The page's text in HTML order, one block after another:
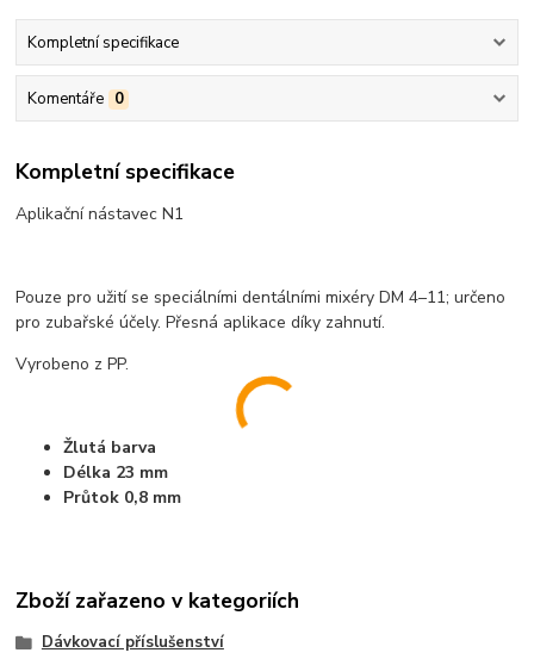
Kompletní specifikace
Komentáře 0
Kompletní specifikace
Aplikační nástavec N1
Pouze pro užití se speciálními den­tálními mixéry DM 4–11; určeno
pro zubařské účely. Přesná aplikace díky zahnutí.
Vyrobeno z PP.
Žlutá barva
Délka 23 mm
Průtok 0,8 mm
Zboží zařazeno v kategoriích
Dávkovací příslušenství